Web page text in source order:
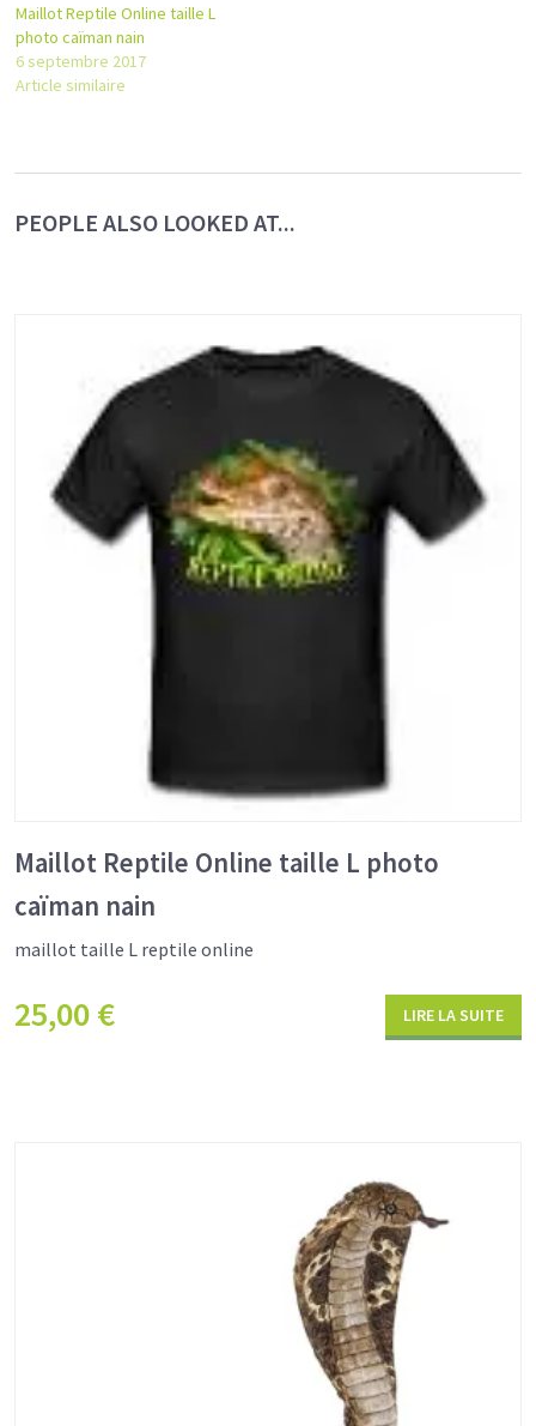
Maillot Reptile Online taille L
photo caïman nain
6 septembre 2017
Article similaire
PEOPLE ALSO LOOKED AT...
Maillot Reptile Online taille L photo
caïman nain
maillot taille L reptile online
25,00€ LIRE LA SUITE